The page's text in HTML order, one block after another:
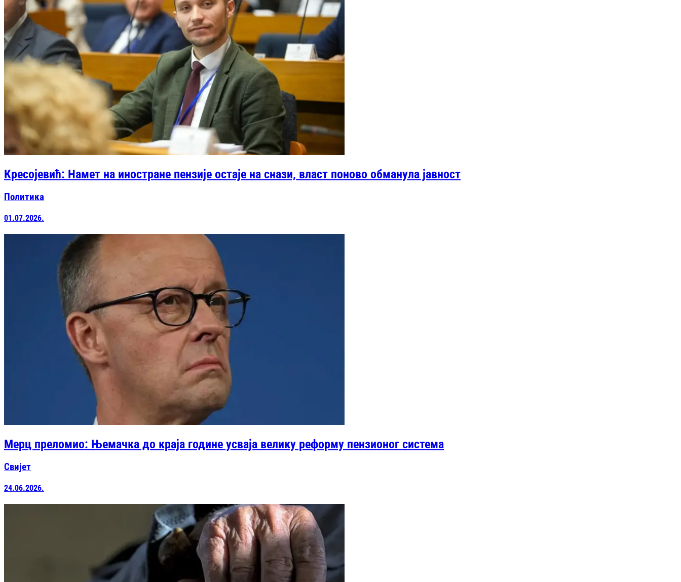
Кресојевић: Намет на иностране пензије остаје на снази, власт поново обманула јавност
Политика
01.07.2026.
Мерц преломио: Њемачка до краја године усваја велику реформу пензионог система
Свијет
24.06.2026.